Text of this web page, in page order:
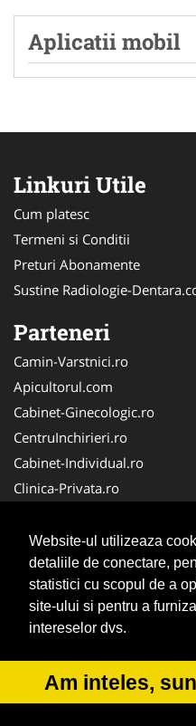
Website-ul utilizeaza
detaliile de conectare,
statistici cu scopul de a
site-ului si pentru a
intereselor dvs.
Am inteles,
Aplicatii mobil
Linkuri Utile
Cum platesc
Termeni si Conditii
Preturi Abonamente
Sustine Radiologie-
Parteneri
Camin-Varstnici.ro
Apicultorul.com
Cabinet-Ginecologic.ro
CentruInchirieri.ro
Cabinet-Individual.ro
Clinica-Privata.ro
Medic-Bun.com
Birouri-Cadastru. Ro
Cardiologul.ro
InstalatiiSolare.com
© 2014-2026 -ANPC SOL